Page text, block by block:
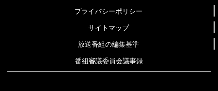
プライバシーポリシー
サイトマップ
放送番組の編集基準
番組審議委員会議事録